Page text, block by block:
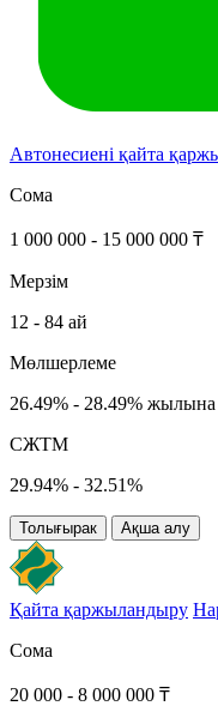
Автонесиені қайта
Сома
1 000 000 - 15 000 000 ₸
Мерзім
12 - 84 ай
Мөлшерлеме
26.49% - 28.49% жылына
СЖТМ
29.94% - 32.51%
Толығырак Ақша алу
Қайта қаржыландыру
Сома
20 000 - 8 000 000 ₸